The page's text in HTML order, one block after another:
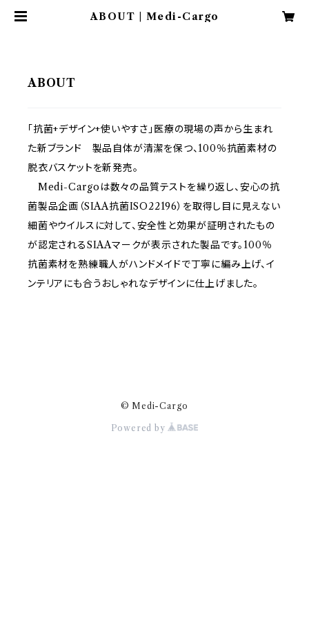
ABOUT | Medi-Cargo
ABOUT
「抗菌+デザイン+使いやすさ」医療の現場の声から生まれ
た新ブランド 製品自体が清潔を保つ、100％抗菌素材の
脱衣バスケットを新発売。
Medi-Cargoは数々の品質テストを繰り返し、安心の抗
菌製品企画（SIAA抗菌ISO22196）を取得し目に見えない
細菌やウイルスに対して、安全性と効果が証明されたもの
が認定されるSIAAマークが表示された製品です。100％
抗菌素材を熟練職人がハンドメイドで丁寧に編み上げ、イ
ンテリアにも合うおしゃれなデザインに仕上げました。
© Medi-Cargo
Powered by